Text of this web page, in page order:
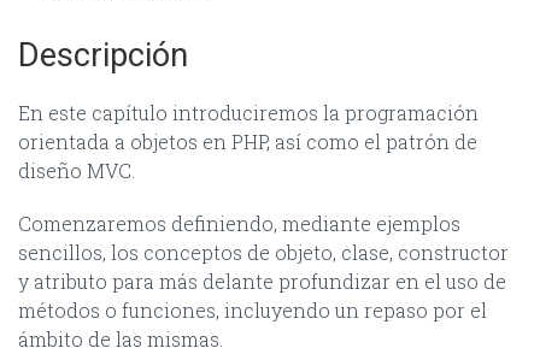
Descripción
En este capítulo introduciremos la programación
orientada a objetos en PHP, así como el patrón de
diseño MVC.
Comenzaremos definiendo, mediante ejemplos
sencillos, los conceptos de objeto, clase, constructor
y atributo para más delante profundizar en el uso de
métodos o funciones, incluyendo un repaso por el
ámbito de las mismas.